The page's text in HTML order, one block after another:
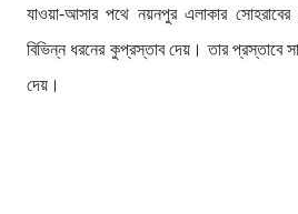
যাওয়া-আসার পথে নয়নপুর এলাকার
বিভিন্ন ধরনের কুপ্রস্তাব দেয়। তার প্রস্তাবে
দেয়।